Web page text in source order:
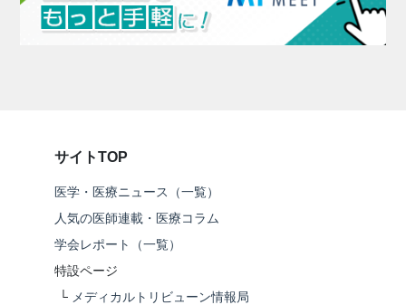
サイトTOP
医学・医療ニュース（一覧）
人気の医師連載・医療コラム
学会レポート（一覧）
特設ページ
└ メディカルトリビューン情報局